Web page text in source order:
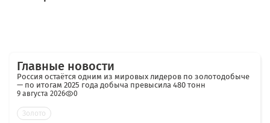
Главные новости
Россия остаётся одним из мировых лидеров по золотодобыче
— по итогам 2025 года добыча превысила 480 тонн
9 августа 2026 0
Золото